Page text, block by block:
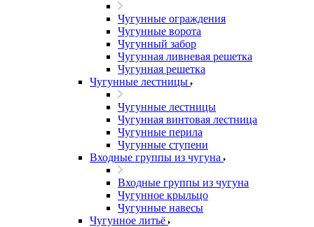
Чугунные ограждения
Чугунные ворота
Чугунный забор
Чугунная ливневая решетка
Чугунная решетка
Чугунные лестницы
Чугунные лестницы
Чугунная винтовая лестница
Чугунные перила
Чугунные ступени
Входные группы из чугуна
Входные группы из чугуна
Чугунное крыльцо
Чугунные навесы
Чугунное литьё